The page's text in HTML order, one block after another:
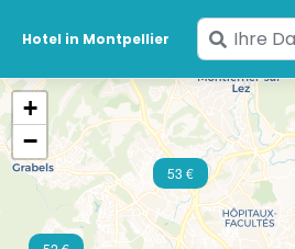
Hotel in Montpellier
Geben
Sie
Ihre
Daten
ein
53 €
+
−